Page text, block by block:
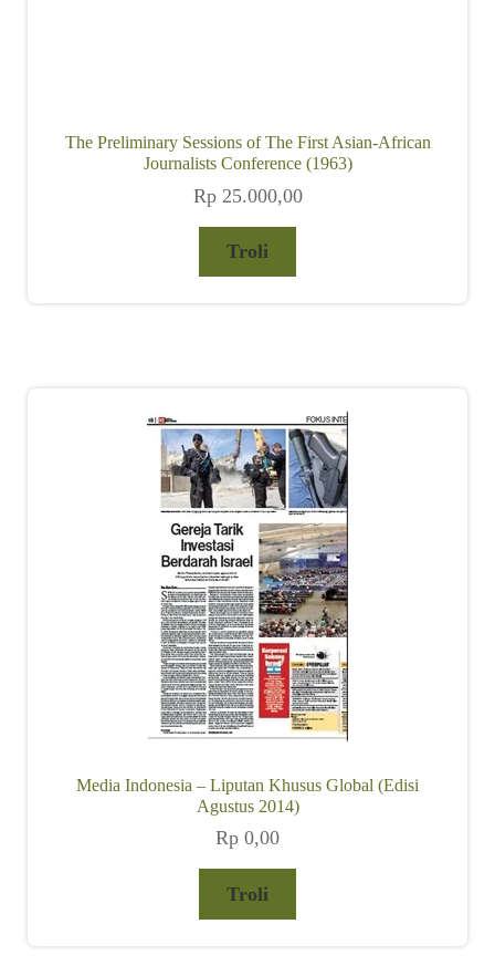
The Preliminary Sessions of The First Asian-African
Journalists Conference (1963)
Rp25.000,00
Troli
Media Indonesia – Liputan Khusus Global (Edisi
Agustus 2014)
Rp 0,00
Troli